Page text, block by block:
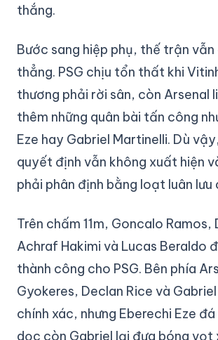
thắng.
Bước sang hiệp phụ, thế trận vẫn
thẳng. PSG chịu tổn thất khi
thương phải rời sân, còn Arsenal
thêm những quân bài tấn công
Eze hay Gabriel Martinelli. Dù
quyết định vẫn không xuất hiện
phải phân định bằng loạt luân lưu
Trên chấm 11m, Goncalo Ramos,
Achraf Hakimi và Lucas Beraldo
thành công cho PSG. Bên phía
Gyokeres, Declan Rice và
chính xác, nhưng Eberechi Eze
dọc còn Gabriel lại đưa bóng vọt